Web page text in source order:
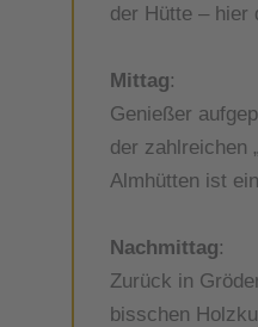
der Hütte – hier
Mittag:
Genießer
der zahlreichen
Almhütten ist
Nachmittag:
Zurück in
bisschen